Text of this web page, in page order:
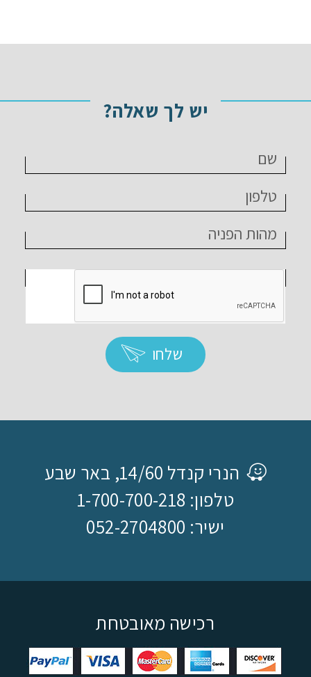
יש לך שאלה?
שלחו
הנרי קנדל 14/60, באר שבע
טלפון: 1-700-700-218
ישיר: 052-2704800
רכישה מאובטחת